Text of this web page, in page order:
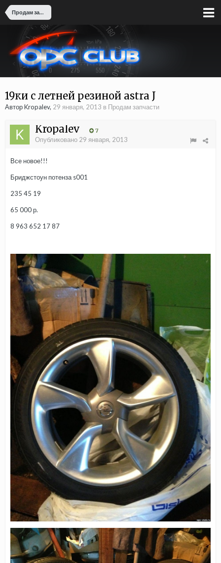
Продам запчасти
19ки c летней резиной astra J
Автор Kropalev, 29 января, 2013 в Продам запчасти
Kropalev 7
Опубликовано 29 января, 2013
Все новое!!!
Бриджстоун потенза s001
235 45 19
65 000 р.
8 963 652 17 87